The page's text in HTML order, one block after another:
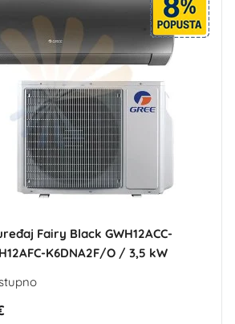
Fairy Black GWH12ACC-
K6DNA2F/O / 3,5 kW